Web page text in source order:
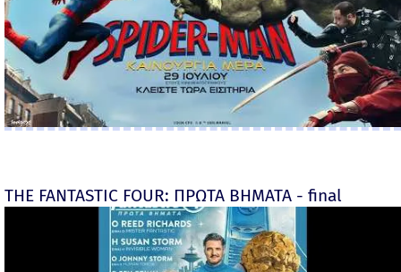
THE FANTASTIC FOUR: ΠΡΩΤΑ ΒΗΜΑΤΑ - final